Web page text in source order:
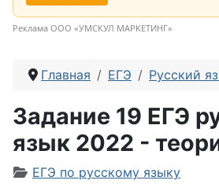
Реклама ООО «УМСКУЛ МАРКЕТИНГ»
Главная ЕГЭ Русский
Задание 19 ЕГЭ
язык 2022 -
Информация о материале
ЕГЭ по русскому языку